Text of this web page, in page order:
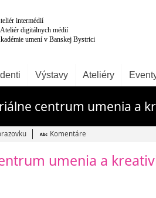
Výstavy Ateliéry
centrum umenia a
Komentáre
umenia a